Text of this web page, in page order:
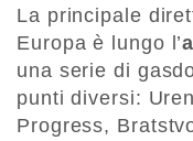
La principale
Europa è lungo l’
una serie di
punti diversi:
Progress,